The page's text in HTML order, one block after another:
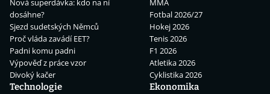
Nová superdávka: kdo na ní
dosáhne?
Sjezd sudetských Němců
Proč vláda zavádí EET?
Padni komu padni
Výpověď z práce vzor
Divoký kačer
MMA
Fotbal 2026/27
Hokej 2026
Tenis 2026
F1 2026
Atletika 2026
Cyklistika 2026
Technologie
Ekonomika